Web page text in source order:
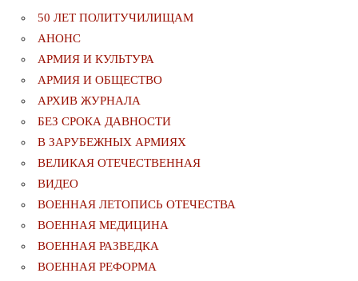
50 ЛЕТ ПОЛИТУЧИЛИЩАМ
АНОНС
АРМИЯ И КУЛЬТУРА
АРМИЯ И ОБЩЕСТВО
АРХИВ ЖУРНАЛА
БЕЗ СРОКА ДАВНОСТИ
В ЗАРУБЕЖНЫХ АРМИЯХ
ВЕЛИКАЯ ОТЕЧЕСТВЕННАЯ
ВИДЕО
ВОЕННАЯ ЛЕТОПИСЬ ОТЕЧЕСТВА
ВОЕННАЯ МЕДИЦИНА
ВОЕННАЯ РАЗВЕДКА
ВОЕННАЯ РЕФОРМА